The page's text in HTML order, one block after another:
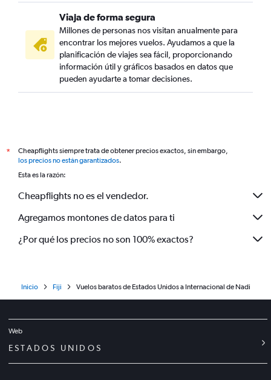
Viaja de forma segura
Millones de personas nos visitan anualmente para
encontrar los mejores vuelos. Ayudamos a que la
planificación de viajes sea fácil, proporcionando
información útil y gráficos basados en datos que
pueden ayudarte a tomar decisiones.
*
Cheapflights siempre trata de obtener precios exactos, sin embargo,
los precios no están garantizados.
Esta es la razón:
Cheapflights no es el vendedor.
Agregamos montones de datos para ti
¿Por qué los precios no son 100% exactos?
Inicio Fiji Vuelos baratos de Estados Unidos a Internacional de Nadi
Web
ESTADOS UNIDOS